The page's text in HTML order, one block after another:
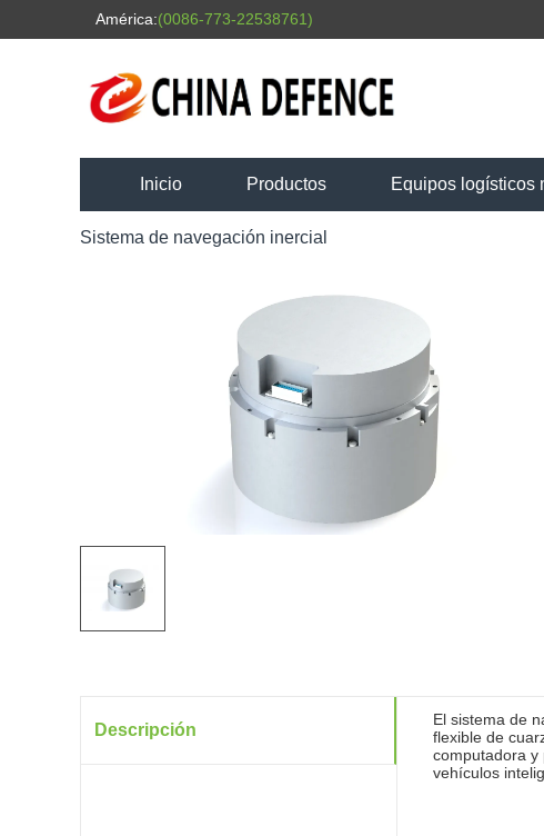
América:(0086-773-22538761)
Inicio Productos Equipos logísticos
Sistema de navegación inercial
Descripción
El sistema de
flexible de
computadora y
vehículos